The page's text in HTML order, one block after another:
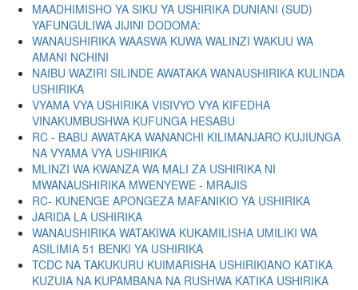
MAADHIMISHO YA SIKU YA USHIRIKA DUNIANI (SUD)
YAFUNGULIWA JIJINI DODOMA:
WANAUSHIRIKA WAASWA KUWA WALINZI WAKUU WA
AMANI NCHINI
NAIBU WAZIRI SILINDE AWATAKA WANAUSHIRIKA KULINDA
USHIRIKA
VYAMA VYA USHIRIKA VISIVYO VYA KIFEDHA
VINAKUMBUSHWA KUFUNGA HESABU
RC - BABU AWATAKA WANANCHI KILIMANJARO KUJIUNGA
NA VYAMA VYA USHIRIKA
MLINZI WA KWANZA WA MALI ZA USHIRIKA NI
MWANAUSHIRIKA MWENYEWE - MRAJIS
RC- KUNENGE APONGEZA MAFANIKIO YA USHIRIKA
JARIDA LA USHIRIKA
WANAUSHIRIKA WATAKIWA KUKAMILISHA UMILIKI WA
ASILIMIA 51 BENKI YA USHIRIKA
TCDC NA TAKUKURU KUIMARISHA USHIRIKIANO KATIKA
KUZUIA NA KUPAMBANA NA RUSHWA KATIKA USHIRIKA